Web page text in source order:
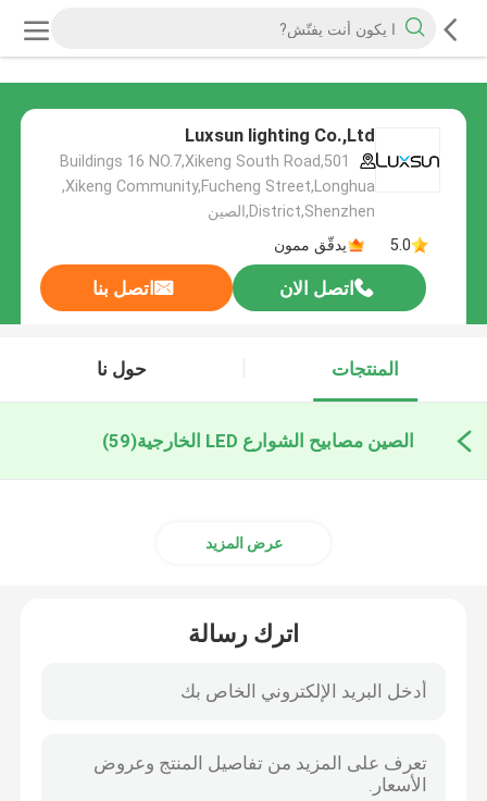
Luxsun lighting Co.,Ltd
501,Buildings 16 NO.7,Xikeng South Road
,Xikeng Community,Fucheng Street,Longhua
District,Shenzhen,الصين
5.0
يدقّق ممون
اتصل الان اتصل بنا
المنتجات حول نا
الصين مصابيح الشوارع LED الخارجية (59)
عرض المزيد
اترك رسالة